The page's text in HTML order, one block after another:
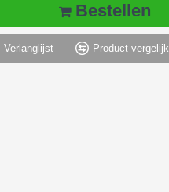
Bestellen
Verlanglijst Product vergelijk